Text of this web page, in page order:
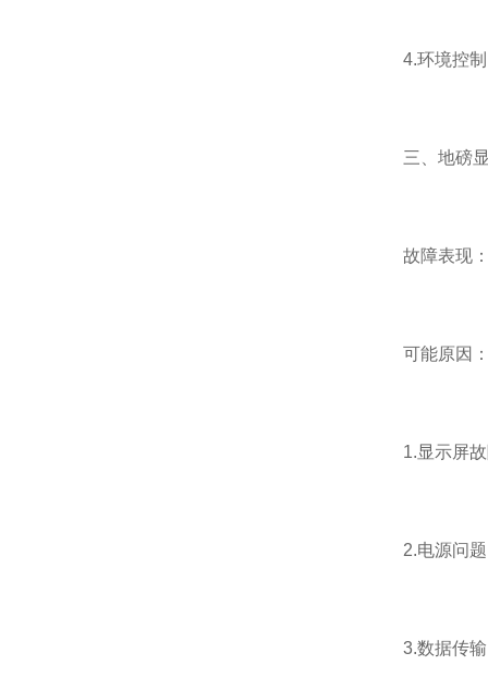
4.环境控制
三、地磅显
故障表现：
可能原因
1.显示屏故
2.电源问题
3.数据传输问